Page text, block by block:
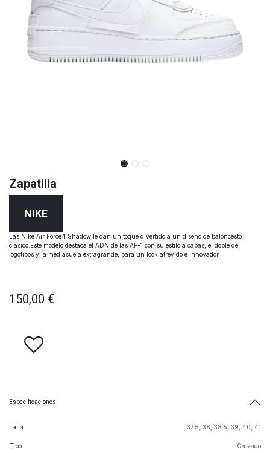
Zapatilla
NIKE
Las Nike Air Force 1 Shadow le dan un toque divertido a un diseño de baloncesto
clásico.Este modelo destaca el ADN de las AF-1 con su estilo a capas, el doble de
logotipos y la mediasuela extragrande, para un look atrevido e innovador.
150,00 €
Especificaciones
Talla 37.5 38 38.5 39 40 41
Tipo Calzado